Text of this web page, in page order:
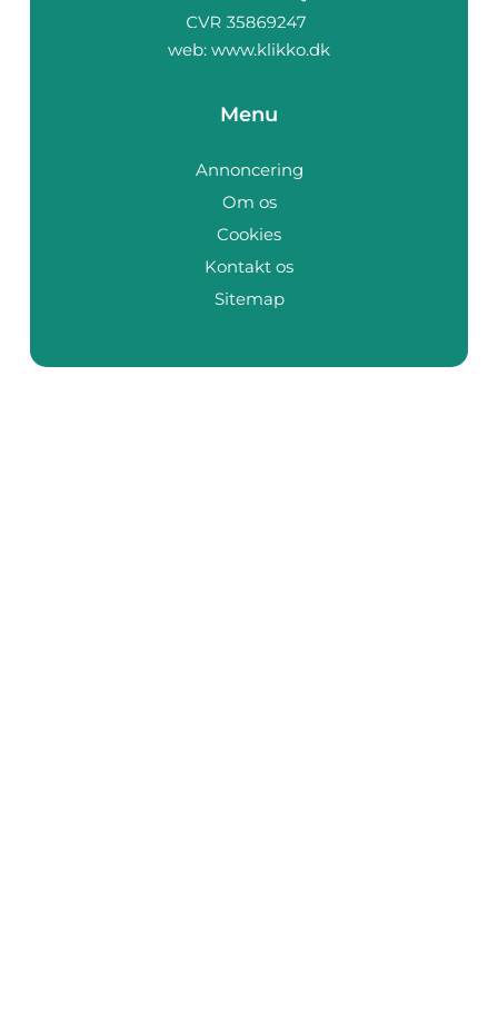
web: www.klikko.dk
Menu
Annoncering
Om os
Cookies
Kontakt os
Sitemap